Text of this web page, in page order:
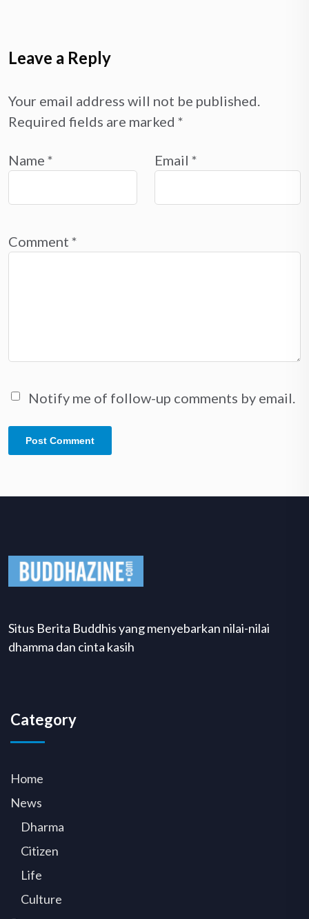
Leave a Reply
Your email address will not be published.
Required fields are marked *
Name * Email *
Comment *
Notify me of follow-up comments by email.
Situs Berita Buddhis yang menyebarkan nilai-nilai
dhamma dan cinta kasih
Category
Home
News
Dharma
Citizen
Life
Culture